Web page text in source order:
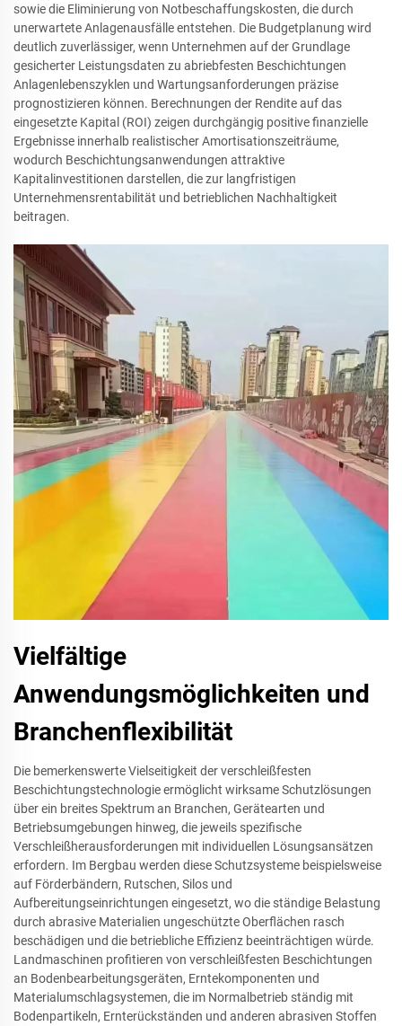
sowie die Eliminierung von Notbeschaffungskosten, die durch
unerwartete Anlagenausfälle entstehen. Die Budgetplanung wird
deutlich zuverlässiger, wenn Unternehmen auf der Grundlage
gesicherter Leistungsdaten zu abriebfesten Beschichtungen
Anlagenlebenszyklen und Wartungsanforderungen präzise
prognostizieren können. Berechnungen der Rendite auf das
eingesetzte Kapital (ROI) zeigen durchgängig positive finanzielle
Ergebnisse innerhalb realistischer Amortisationszeiträume,
wodurch Beschichtungsanwendungen attraktive
Kapitalinvestitionen darstellen, die zur langfristigen
Unternehmensrentabilität und betrieblichen Nachhaltigkeit
beitragen.
Vielfältige
Anwendungsmöglichkeiten und
Branchenflexibilität
Die bemerkenswerte Vielseitigkeit der verschleißfesten
Beschichtungstechnologie ermöglicht wirksame Schutzlösungen
über ein breites Spektrum an Branchen, Gerätearten und
Betriebsumgebungen hinweg, die jeweils spezifische
Verschleißherausforderungen mit individuellen Lösungsansätzen
erfordern. Im Bergbau werden diese Schutzsysteme beispielsweise
auf Förderbändern, Rutschen, Silos und
Aufbereitungseinrichtungen eingesetzt, wo die ständige Belastung
durch abrasive Materialien ungeschützte Oberflächen rasch
beschädigen und die betriebliche Effizienz beeinträchtigen würde.
Landmaschinen profitieren von verschleißfesten Beschichtungen
an Bodenbearbeitungsgeräten, Erntekomponenten und
Materialumschlagsystemen, die im Normalbetrieb ständig mit
Bodenpartikeln, Ernterückständen und anderen abrasiven Stoffen